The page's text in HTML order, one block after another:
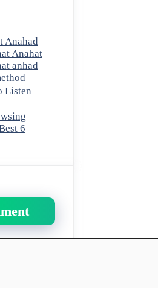
Anahad
Anahat
anhad
Listen
6